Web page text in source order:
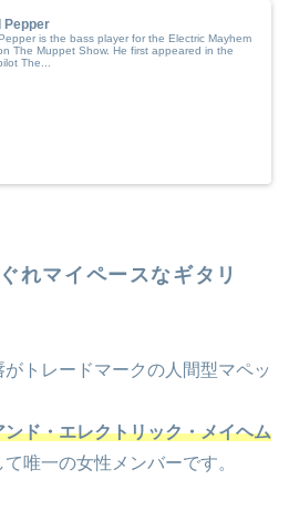
Pepper
is the bass player for the Electric Mayhem
The Muppet Show. He first appeared in the
The...
れマイペースなギタリ
トレードマークの人間型マペッ
ド・エレクトリック・メイヘム
て唯一の女性メンバーです。